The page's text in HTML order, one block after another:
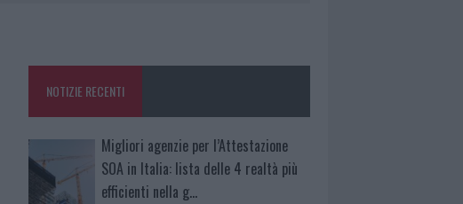
NOTIZIE RECENTI
Migliori agenzie per l’Attestazione
SOA in Italia: lista delle 4 realtà più
efficienti nella g…